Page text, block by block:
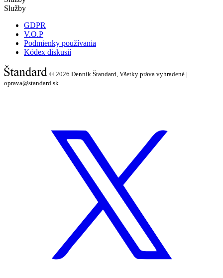
Služby
GDPR
V.O.P
Podmienky používania
Kódex diskusií
© 2026 Denník Štandard, Všetky práva vyhradené |
oprava@standard.sk